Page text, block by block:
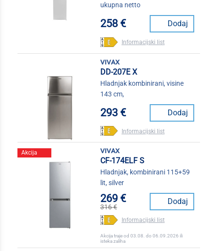
ukupna netto
258 € Dodaj
Informacijski list
vivax
DD-207E X
Hladnjak kombinirani, visine
143 cm,
293 € Dodaj
Informacijski list
Akcija
vivax
CF-174ELF S
Hladnjak, kombinirani 115+59
lit, silver
269 €
316 €
Dodaj
Informacijski list
Akcija traje od 03.08. do 06.09.2026 ili
isteka zaliha